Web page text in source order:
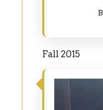
Fall 2015